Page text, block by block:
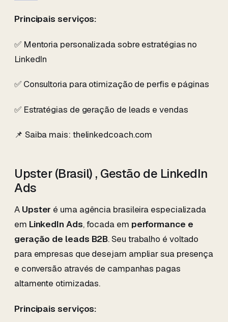
Principais serviços:
✅ Mentoria personalizada sobre estratégias no
LinkedIn
✅ Consultoria para otimização de perfis e páginas
✅ Estratégias de geração de leads e vendas
📌 Saiba mais: thelinkedcoach.com
Upster (Brasil) , Gestão de LinkedIn
Ads
A Upster é uma agência brasileira especializada
em LinkedIn Ads, focada em performance e
geração de leads B2B. Seu trabalho é voltado
para empresas que desejam ampliar sua presença
e conversão através de campanhas pagas
altamente otimizadas.
Principais serviços: